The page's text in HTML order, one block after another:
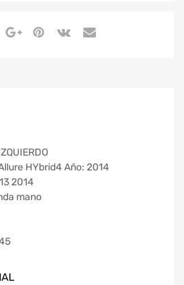
HYbrid4 Año: 2014
2014
mano